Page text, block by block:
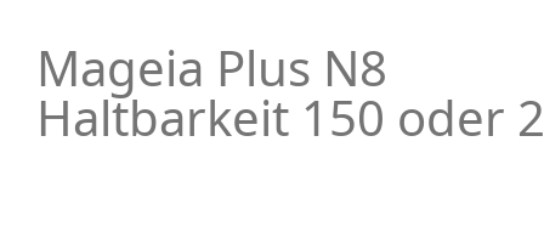
Mageia Plus N8
Haltbarkeit 150 oder